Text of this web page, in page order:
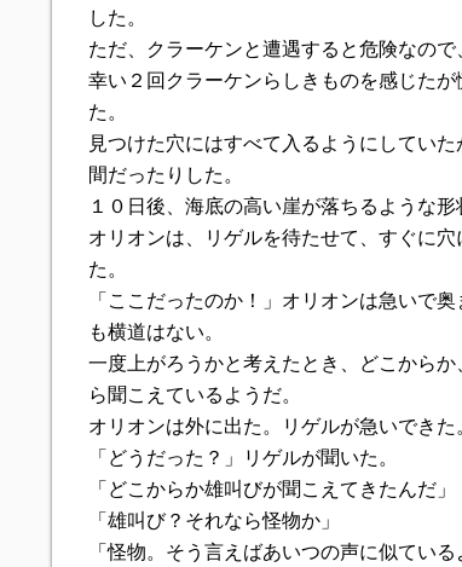
した。
ただ、クラーケンと遭遇すると危険なの
幸い２回クラーケンらしきものを感じた
た。
見つけた穴にはすべて入るようにしてい
間だったりした。
１０日後、海底の高い崖が落ちるような形
オリオンは、リゲルを待たせて、すぐに
た。
「ここだったのか！」オリオンは急いで
も横道はない。
一度上がろうかと考えたとき、どこから
ら聞こえているようだ。
オリオンは外に出た。リゲルが急いでき
「どうだった？」リゲルが聞いた。
「どこからか雄叫びが聞こえてきたんだ」
「雄叫び？それなら怪物か」
「怪物。そう言えばあいつの声に似てい